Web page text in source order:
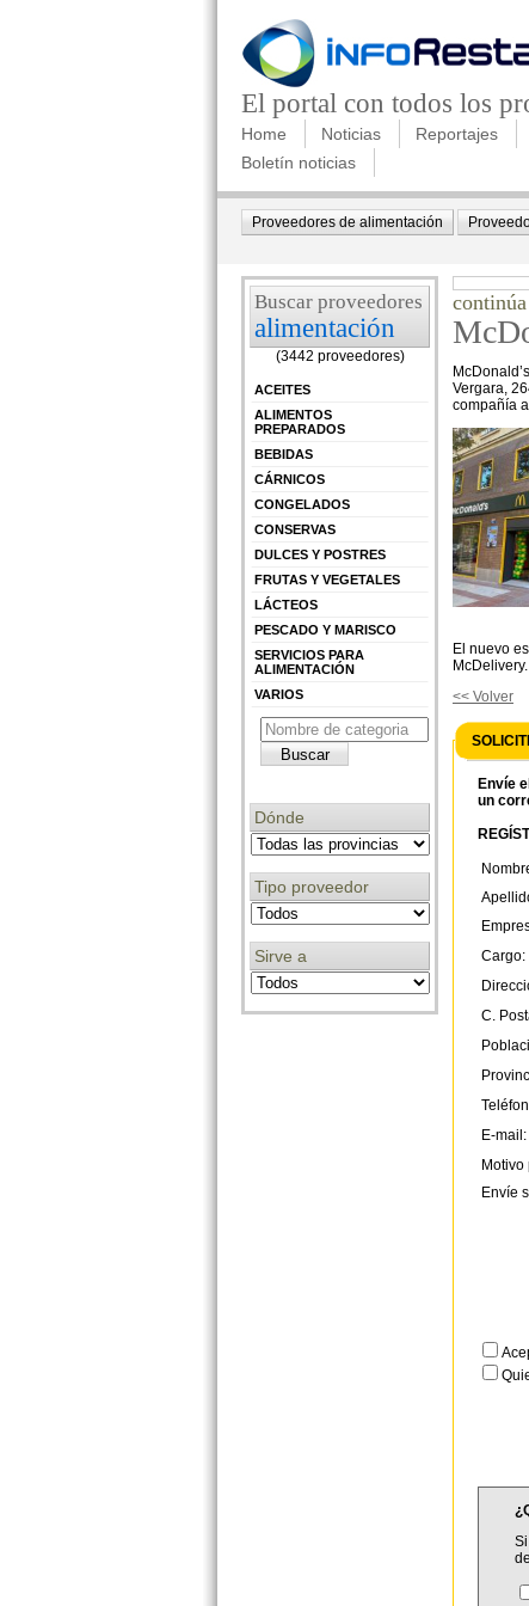
El portal con todos los
Home Noticias Reportajes
Boletín noticias
Proveedores de alimentación
Buscar proveedores
alimentación
(3442 proveedores)
ACEITES
ALIMENTOS
PREPARADOS
BEBIDAS
CÁRNICOS
CONGELADOS
CONSERVAS
DULCES Y POSTRES
FRUTAS Y VEGETALES
LÁCTEOS
PESCADO Y MARISCO
SERVICIOS PARA
ALIMENTACIÓN
VARIOS
Dónde
Tipo proveedor
Sirve a
Vergara,
compañía
El nuevo
McDelivery.
<< Volver
Envíe
un
Cargo:
C.
E-mail:
Motivo
Envíe